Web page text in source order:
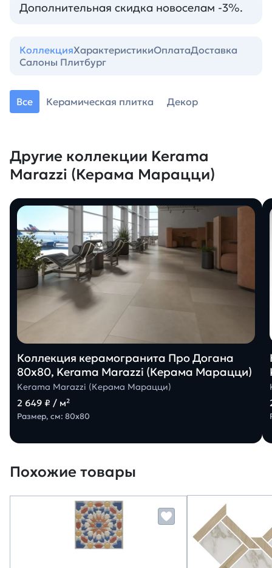
Дополнительная скидка новоселам -3%.
КоллекцияХарактеристикиОплатаДоставка
Салоны Плитбург
Все Керамическая плитка Декор
Другие коллекции Kerama
Marazzi (Керама Марацци)
Коллекция керамогранита Про Догана
80х80, Kerama Marazzi (Керама Марацци)
Kerama Marazzi (Керама Марацци)
2 649 ₽ / м²
Размер, см: 80х80
Похожие товары